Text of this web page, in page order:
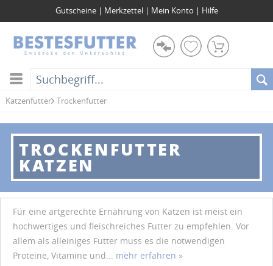
Gutscheine| Merkzettel | Mein Konto | Hilfe
Katzenfutter Trockenfutter
TROCKENFUTTER
KATZEN
Für eine artgerechte Ernährung von Katzen ist meist ein
hochwertiges und fleischreiches Futter zu empfehlen. Vor
allem als alleiniges Futter muss es die notwendigen
Proteine, Vitamine und... mehr erfahren »